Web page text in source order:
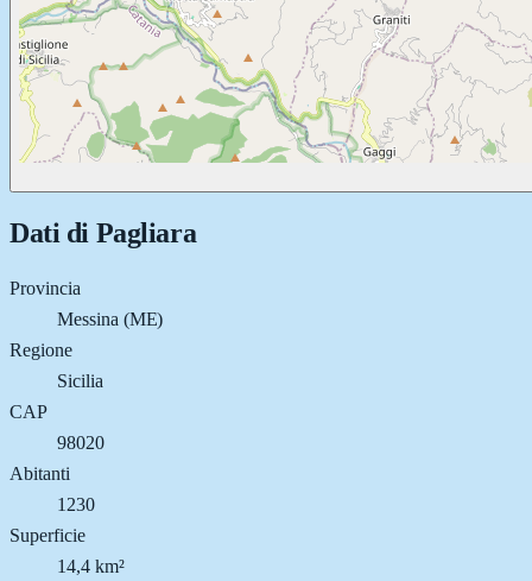
Dati di Pagliara
Provincia
Messina (ME)
Regione
Sicilia
CAP
98020
Abitanti
1230
Superficie
14,4 km²